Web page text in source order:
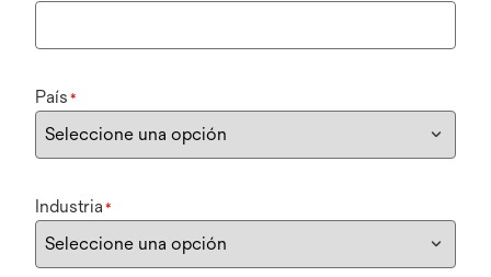
País *
Industria *